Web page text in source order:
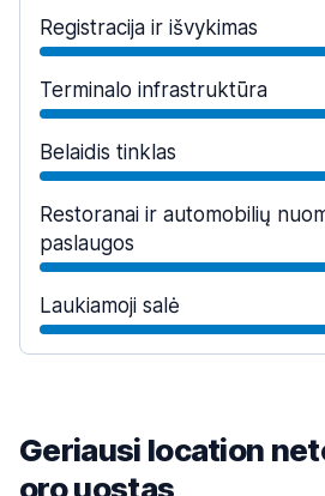
Registracija ir išvykimas
Terminalo infrastruktūra
Belaidis tinklas
Restoranai ir automobilių
paslaugos
Laukiamoji salė
Geriausi location
oro uostas